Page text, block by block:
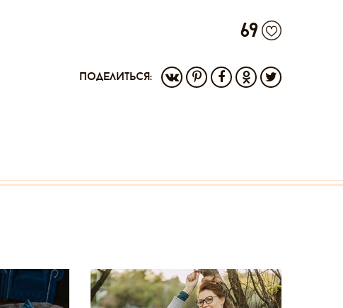
69
поделиться: